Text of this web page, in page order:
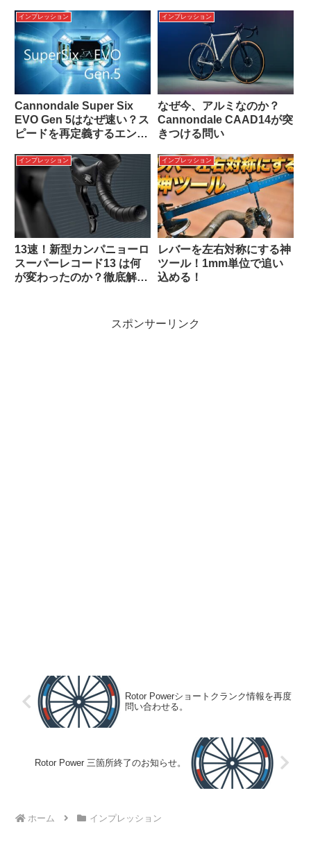
インプレッション
Cannondale Super Six
EVO Gen 5はなぜ速い？ス
ピードを再定義するエンジ
インプレッション
なぜ今、アルミなのか？
Cannondale CAAD14が突
きつける問い
インプレッション
13速！新型カンパニョーロ
スーパーレコード13 は何
が変わったのか？徹底解
インプレッション
レバーを左右対称にする神
ツール！1mm単位で追い
込める！
スポンサーリンク
Rotor Powerショートクランク情報を再度
問い合わせる。
Rotor Power 三箇所終了のお知らせ。
ホーム インプレッション